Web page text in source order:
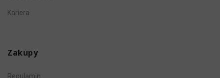
Kariera
Zakupy
Regulamin